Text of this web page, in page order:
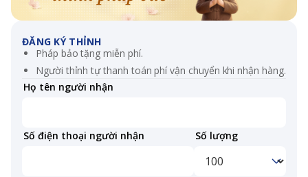
ĐĂNG KÝ THỈNH
Pháp bảo tặng miễn phí.
Người thỉnh tự thanh toán phí vận chuyển khi nhận hàng.
Họ tên người nhận
Số điện thoại người nhận Số lượng